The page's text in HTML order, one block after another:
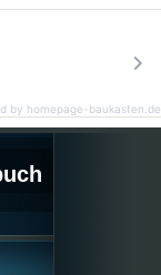
by homepage-baukasten.de